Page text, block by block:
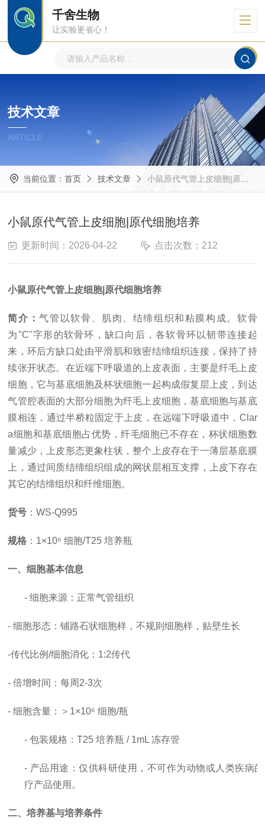
千舍生物
让实验更省心！
技术文章
ARTICLE
当前位置： 首页 技术文章 小鼠原代气管上皮细胞|原代细胞培养
小鼠原代气管上皮细胞|原代细胞培养
更新时间：2026-04-22 点击次数：212
小鼠原代气管上皮细胞|原代细胞培养
简介：气管以软骨、肌肉、结缔组织和粘膜构成。软骨
为"C"字形的软骨环，缺口向后，各软骨环以韧带连接起
来，环后方缺口处由平滑肌和致密结缔组织连接，保持了持
续张开状态。在近端下呼吸道的上皮表面，主要是纤毛上皮
细胞，它与基底细胞及杯状细胞一起构成假复层上皮，到达
气管腔表面的大部分细胞为纤毛上皮细胞，基底细胞与基底
膜相连，通过半桥粒固定于上皮，在远端下呼吸道中，Clar
a细胞和基底细胞占优势，纤毛细胞已不存在，杯状细胞数
量减少，上皮形态更象柱状，整个上皮存在于一薄层基底膜
上，通过间质结缔组织组成的网状层相互支撑，上皮下存在
其它的结缔组织和纤维细胞。
货号 ：WS-Q995
规格 ： 1×10⁶ 细胞/T25 培养瓶
一、细胞基本信息
- 细胞来源：正常气管组织
- 细胞形态：铺路石状细胞样，不规则细胞样，贴壁生长
-传代比例/细胞消化 ： 1:2传代
-倍增时间 ：每周 2-3次
- 细胞含量：＞1×10⁶ 细胞/瓶
- 包装规格：T25 培养瓶 / 1mL 冻存管
- 产品用途：仅供科研使用， 不可作为动物或人类疾病
疗产品使用。
二、培养基与培养条件